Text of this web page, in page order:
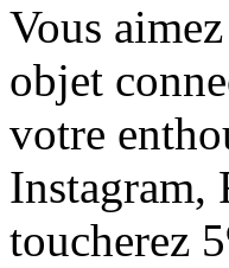
Vous
objet
votre
Instagram,
toucherez